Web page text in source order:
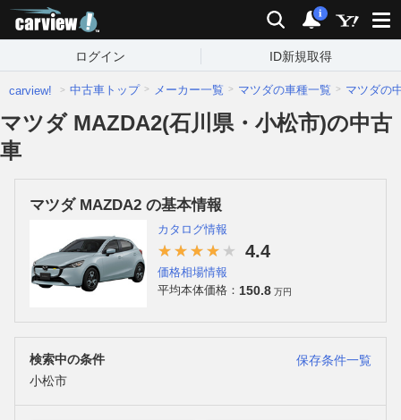
検索 通知
i
ログイン ID新規取得
carview! 中古車トップ メーカー一覧 マツダの車種一覧 マツダの
マツダ MAZDA2(石川県・小松市)の中古
車
マツダ MAZDA2 の基本情報
カタログ情報
4.4
価格相場情報
平均本体価格： 150.8 万円
検索中の条件
保存条件一覧
小松市